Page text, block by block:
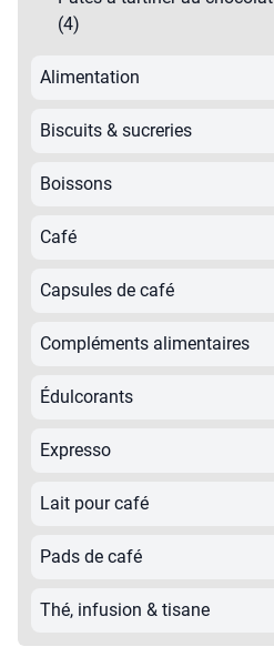
Lait pour café
Thé, infusion & tisane
(4)
Alimentation
Biscuits & sucreries
Boissons
Café
Capsules de café
Compléments alimentaires
Édulcorants
Expresso
Lait pour café
Pads de café
Thé, infusion & tisane